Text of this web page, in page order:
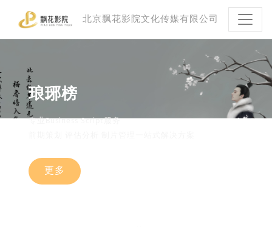
北京飘花影院文化传媒有限公司